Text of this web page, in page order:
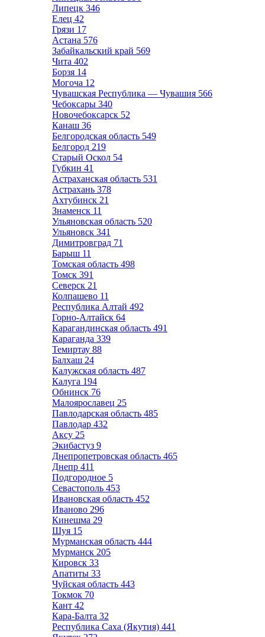
Липецк 346
Елец 42
Грязи 17
Астана 576
Забайкальский край 569
Чита 402
Борзя 14
Могоча 12
Чувашская Республика — Чувашия 566
Чебоксары 340
Новочебоксарск 52
Канаш 36
Белгородская область 549
Белгород 219
Старый Оскол 54
Губкин 41
Астраханская область 531
Астрахань 378
Ахтубинск 21
Знаменск 11
Ульяновская область 520
Ульяновск 341
Димитровград 71
Барыш 11
Томская область 498
Томск 391
Северск 21
Колпашево 11
Республика Алтай 492
Горно-Алтайск 64
Карагандинская область 491
Караганда 339
Темиртау 88
Балхаш 24
Калужская область 487
Калуга 194
Обнинск 76
Малоярославец 25
Павлодарская область 485
Павлодар 432
Аксу 25
Экибастуз 9
Днепропетровская область 465
Днепр 411
Подгородное 5
Севастополь 453
Ивановская область 452
Иваново 296
Кинешма 29
Шуя 15
Мурманская область 444
Мурманск 205
Кировск 33
Апатиты 33
Чуйская область 443
Токмок 70
Кант 42
Кара-Балта 32
Республика Саха (Якутия) 441